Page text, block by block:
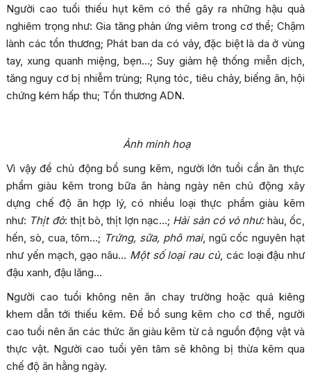
Người cao tuổi thiếu hụt kẽm có thể gây ra những hậu quả
nghiêm trọng như: Gia tăng phản ứng viêm trong cơ thể; Chậm
lành các tổn thương; Phát ban da có vảy, đặc biệt là da ở vùng
tay, xung quanh miệng, bẹn…; Suy giảm hệ thống miễn dịch,
tăng nguy cơ bị nhiễm trùng; Rụng tóc, tiêu chảy, biếng ăn, hội
chứng kém hấp thu; Tổn thương ADN.
Ảnh minh hoạ
Vì vậy để chủ động bổ sung kẽm, người lớn tuổi cần ăn thực
phẩm giàu kẽm trong bữa ăn hàng ngày nên chủ động xây
dựng chế độ ăn hợp lý, có nhiều loại thực phẩm giàu kẽm
như: Thịt đỏ: thịt bò, thịt lợn nạc…; Hải sản có vỏ như:hàu, ốc,
hến, sò, cua, tôm…; Trứng, sữa, phô mai, ngũ cốc nguyên hạt
như yến mạch, gạo nâu… Một số loại rau củ, các loại đậu như
đậu xanh, đậu lăng…
Người cao tuổi không nên ăn chay trường hoặc quá kiêng
khem dẫn tới thiếu kẽm. Để bổ sung kẽm cho cơ thể, người
cao tuổi nên ăn các thức ăn giàu kẽm từ cả nguồn động vật và
thực vật. Người cao tuổi yên tâm sẽ không bị thừa kẽm qua
chế độ ăn hằng ngày.